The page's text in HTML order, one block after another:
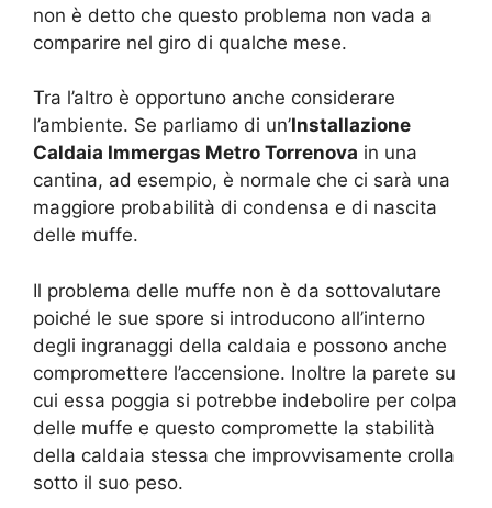
non è detto che questo problema non vada a
comparire nel giro di qualche mese.
Tra l’altro è opportuno anche considerare
l’ambiente. Se parliamo di un’Installazione
Caldaia Immergas Metro Torrenova in una
cantina, ad esempio, è normale che ci sarà una
maggiore probabilità di condensa e di nascita
delle muffe.
Il problema delle muffe non è da sottovalutare
poiché le sue spore si introducono all’interno
degli ingranaggi della caldaia e possono anche
compromettere l’accensione. Inoltre la parete su
cui essa poggia si potrebbe indebolire per colpa
delle muffe e questo compromette la stabilità
della caldaia stessa che improvvisamente crolla
sotto il suo peso.